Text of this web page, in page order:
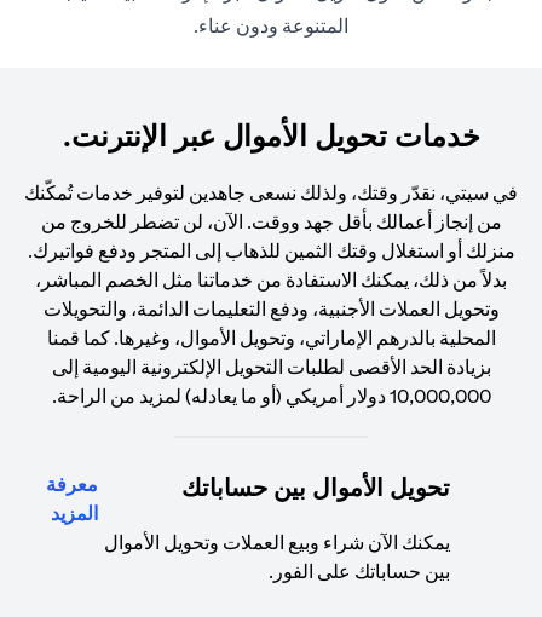
المتنوعة ودون عناء.
خدمات تحويل الأموال عبر الإنترنت.
في سيتي، نقدّر وقتك، ولذلك نسعى جاهدين لتوفير خدمات تُمكّنك
من إنجاز أعمالك بأقل جهد ووقت. الآن، لن تضطر للخروج من
منزلك أو استغلال وقتك الثمين للذهاب إلى المتجر ودفع فواتيرك.
بدلاً من ذلك، يمكنك الاستفادة من خدماتنا مثل الخصم المباشر،
وتحويل العملات الأجنبية، ودفع التعليمات الدائمة، والتحويلات
المحلية بالدرهم الإماراتي، وتحويل الأموال، وغيرها. كما قمنا
بزيادة الحد الأقصى لطلبات التحويل الإلكترونية اليومية إلى
10,000,000 دولار أمريكي (أو ما يعادله) لمزيد من الراحة.
تحويل الأموال بين حساباتك
يمكنك الآن شراء وبيع العملات وتحويل الأموال
بين حساباتك على الفور.
معرفة
المزيد